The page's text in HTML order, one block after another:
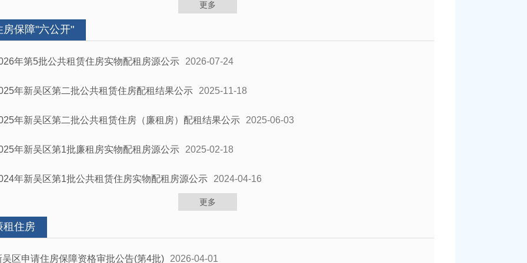
更多
房保障"六公开"
年第5批公共租赁住房实物配租房源公示 2026-07-24
年新吴区第二批公共租赁住房配租结果公示 2025-11-18
年新吴区第二批公共租赁住房（廉租房）配租结果公示 2025-06-03
年新吴区第1批廉租房实物配租房源公示 2025-02-18
年新吴区第1批公共租赁住房实物配租房源公示 2024-04-16
更多
租住房
吴区申请住房保障资格审批公告(第4批) 2026-04-01